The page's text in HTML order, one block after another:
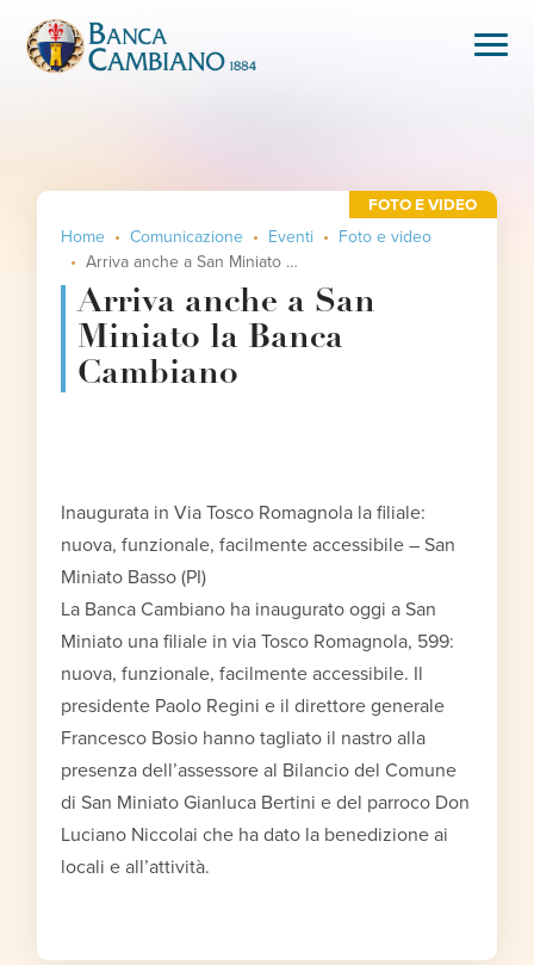
Home Comunicazione Eventi
Foto e video
Arriva anche a San Miniato la Banca Cambiano
Arriva anche a San
Miniato la Banca
Cambiano
FOTO E VIDEO
Inaugurata in Via Tosco Romagnola la filiale:
nuova, funzionale, facilmente accessibile – San
Miniato Basso (PI)
La Banca Cambiano ha inaugurato oggi a San
Miniato una filiale in via Tosco Romagnola, 599:
nuova, funzionale, facilmente accessibile. Il
presidente Paolo Regini e il direttore generale
Francesco Bosio hanno tagliato il nastro alla
presenza dell’assessore al Bilancio del Comune
di San Miniato Gianluca Bertini e del parroco Don
Luciano Niccolai che ha dato la benedizione ai
locali e all’attività.